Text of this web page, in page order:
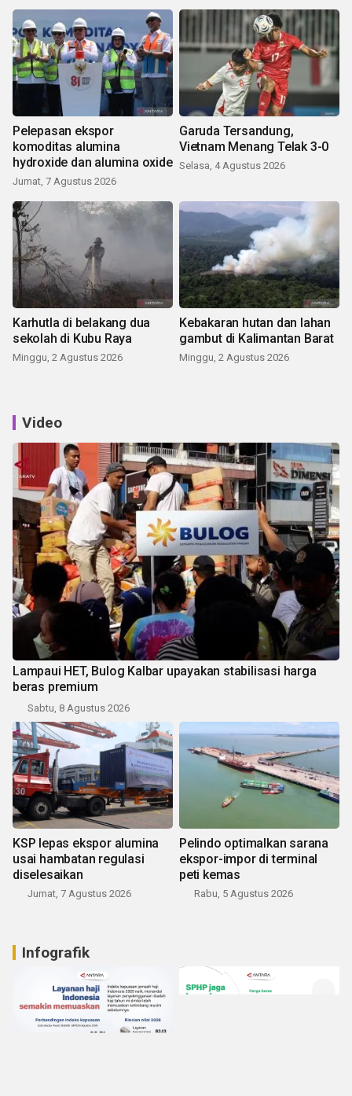
Pelepasan ekspor
komoditas alumina
hydroxide dan alumina oxide
Jumat, 7 Agustus 2026
Garuda Tersandung,
Vietnam Menang Telak 3-0
Selasa, 4 Agustus 2026
Karhutla di belakang dua
sekolah di Kubu Raya
Minggu, 2 Agustus 2026
Kebakaran hutan dan lahan
gambut di Kalimantan Barat
Minggu, 2 Agustus 2026
Video
Lampaui HET, Bulog Kalbar upayakan stabilisasi harga
beras premium
Sabtu, 8 Agustus 2026
KSP lepas ekspor alumina
usai hambatan regulasi
diselesaikan
Jumat, 7 Agustus 2026
Pelindo optimalkan sarana
ekspor-impor di terminal
peti kemas
Rabu, 5 Agustus 2026
Infografik